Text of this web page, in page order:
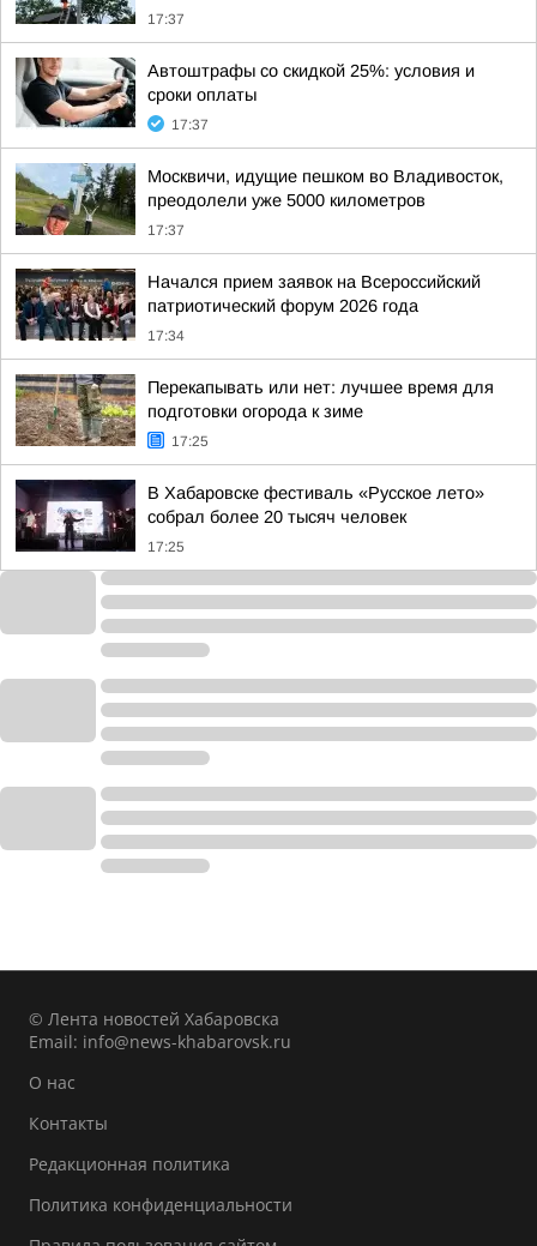
17:37
Автоштрафы со скидкой 25%: условия и
сроки оплаты
17:37
Москвичи, идущие пешком во Владивосток,
преодолели уже 5000 километров
17:37
Начался прием заявок на Всероссийский
патриотический форум 2026 года
17:34
Перекапывать или нет: лучшее время для
подготовки огорода к зиме
17:25
В Хабаровске фестиваль «Русское лето»
собрал более 20 тысяч человек
17:25
© Лента новостей Хабаровска
Email: info@news-khabarovsk.ru
О нас
Контакты
Редакционная политика
Политика конфиденциальности